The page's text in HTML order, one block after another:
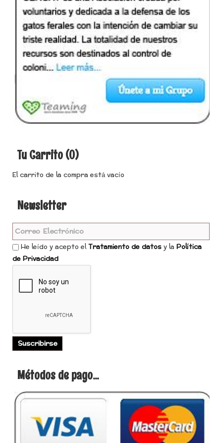
Tu Carrito (0)
El carrito de la compra está vacío
Newsletter
He leído y acepto elTratamiento de datosy la Política
de Privacidad
Métodos de pago...